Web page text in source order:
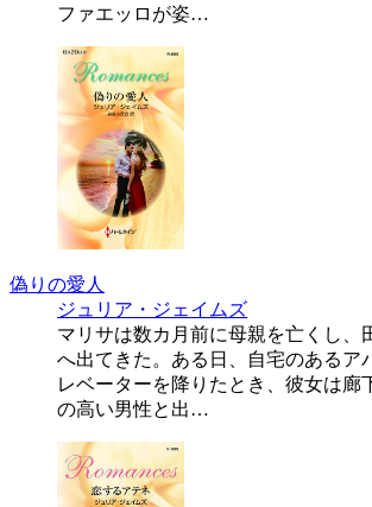
ファエッロが姿…
偽りの愛人
ジュリア・ジェイムズ
マリサは数カ月前に母親を亡くし、
へ出てきた。ある日、自宅のあるア
レベーターを降りたとき、彼女は廊
の高い男性と出…